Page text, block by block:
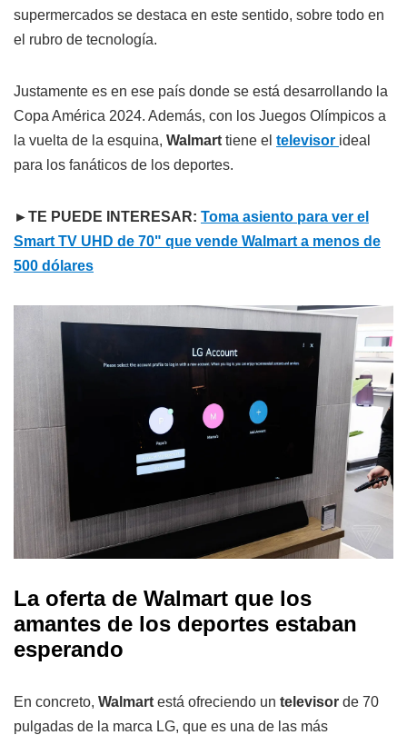
supermercados se destaca en este sentido, sobre todo en
el rubro de tecnología.
Justamente es en ese país donde se está desarrollando la
Copa América 2024. Además, con los Juegos Olímpicos a
la vuelta de la esquina, Walmart tiene el televisor ideal
para los fanáticos de los deportes.
►TE PUEDE INTERESAR: Toma asiento para ver el
Smart TV UHD de 70" que vende Walmart a menos de
500 dólares
La oferta de Walmart que los
amantes de los deportes estaban
esperando
En concreto, Walmart está ofreciendo un televisor de 70
pulgadas de la marca LG, que es una de las más